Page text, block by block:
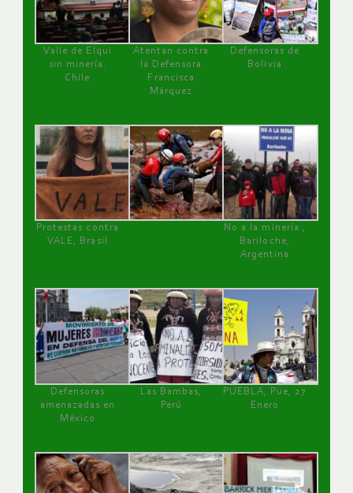
Valle de Elqui
sin minería.
Chile
Atentan contra
la Defensora
Francisca
Márquez
Defensoras de
Bolivia
Protestas contra
VALE, Brasil
No a la minería ,
Bariloche,
Argentina
Defensoras
amenazadas en
México
Las Bambas,
Perú
PUEBLA, Pue, 27
Enero